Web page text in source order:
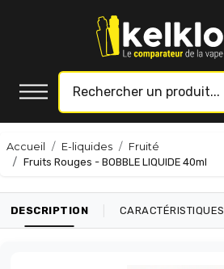
Accueil E-liquides
Fruité
Fruits Rouges - BOBBLE LIQUIDE 40ml
DESCRIPTION CARACTÉRISTIQUES